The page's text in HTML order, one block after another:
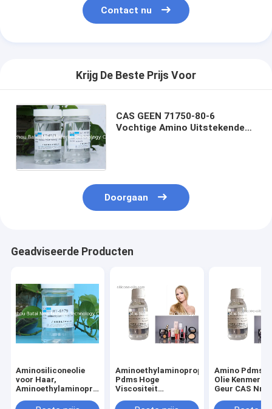
Contact nu
Krijg De Beste Prijs Voor
CAS GEEN 71750-80-6
Vochtige Amino Uitstekende
Doorgaan
Geadviseerde Producten
Aminosiliconeolie
voor Haar,
Aminoethylaminopropyl-
Vloeibare 2 Jaar
Aminoethylaminopropyl
Pdms Hoge
Viscositeit
Houdbaarheid
Amino Pdms
Olie Kenmerk
Geur CAS Nr.